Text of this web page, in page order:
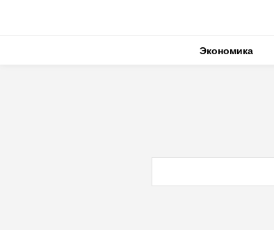
Экономика